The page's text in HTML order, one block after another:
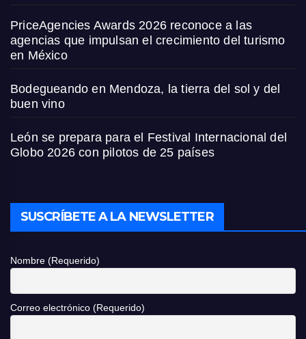
PriceAgencies Awards 2026 reconoce a las
agencias que impulsan el crecimiento del turismo
en México
Bodegueando en Mendoza, la tierra del sol y del
buen vino
León se prepara para el Festival Internacional del
Globo 2026 con pilotos de 25 países
SUSCRÍBETE A LA NEWSLETTER
Nombre (Requerido)
Correo electrónico (Requerido)